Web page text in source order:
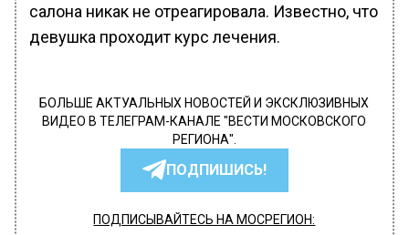
салона никак не отреагировала. Известно, что
девушка проходит курс лечения.
БОЛЬШЕ АКТУАЛЬНЫХ НОВОСТЕЙ И ЭКСКЛЮЗИВНЫХ
ВИДЕО В ТЕЛЕГРАМ-КАНАЛЕ "ВЕСТИ МОСКОВСКОГО
РЕГИОНА".
ПОДПИШИСЬ!
ПОДПИСЫВАЙТЕСЬ НА МОСРЕГИОН: